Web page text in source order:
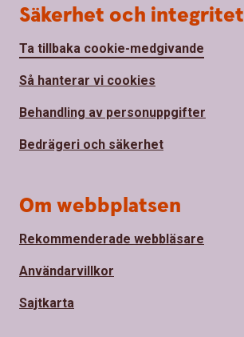
Säkerhet och integritet
Ta tillbaka cookie-medgivande
Så hanterar vi cookies
Behandling av personuppgifter
Bedrägeri och säkerhet
Om webbplatsen
Rekommenderade webbläsare
Användarvillkor
Sajtkarta